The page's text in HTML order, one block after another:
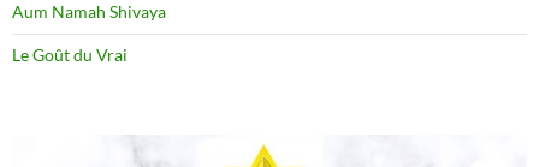
Aum Namah Shivaya
Le Goût du Vrai